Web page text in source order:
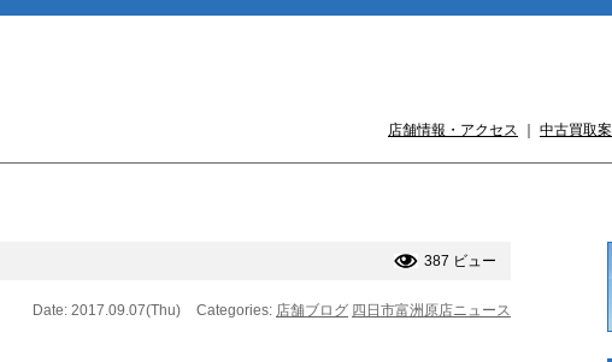
店舗情報・アクセス 中古買取
387 ビュー
Date: 2017.09.07(Thu) Categories: 店舗ブログ 四日市富洲原店ニュース